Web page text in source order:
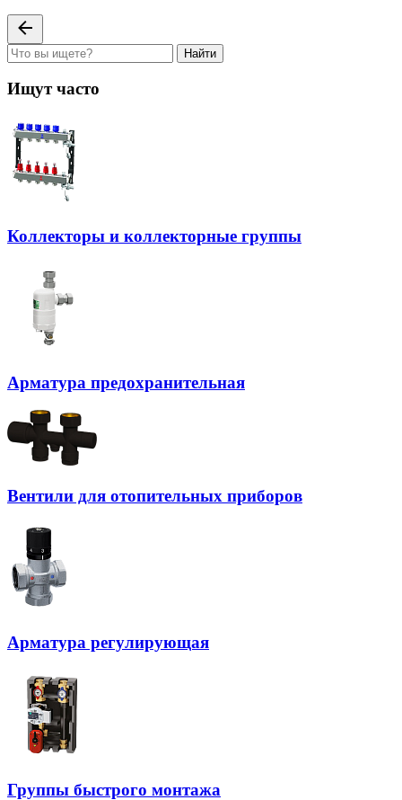
Найти
Ищут часто
Коллекторы и коллекторные группы
Арматура предохранительная
Вентили для отопительных приборов
Арматура регулирующая
Группы быстрого монтажа